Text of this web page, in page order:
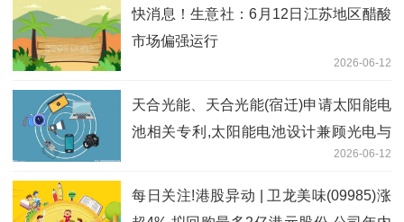
快消息！生意社：6月12日江苏地区醋酸
市场偏强运行
2026-06-12
天合光能、天合光能(宿迁)申请太阳能电
池相关专利,太阳能电池设计兼顾光电与
2026-06-12
每日关注!港股异动 | 卫龙美味(09985)涨